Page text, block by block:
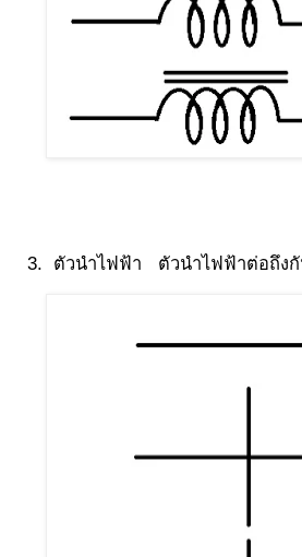
3. ตัวนำไฟฟ้า ตัวนำไฟฟ้าต่อถึ